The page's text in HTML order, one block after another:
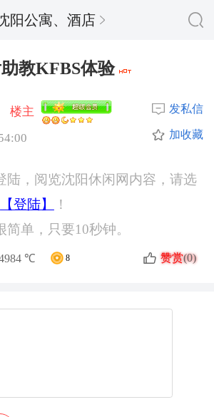
阳公寓、酒店
助教KFBS体验
楼主
发私信
加收藏
陆，阅览沈阳休闲网内容，请选
【登陆】
！
单，只要10秒钟。
℃ 8 赞赏(0)